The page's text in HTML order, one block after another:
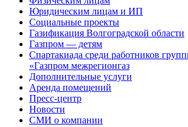
Юридическим лицам и ИП
Социальные проекты
Газификация Волгоградской области
Газпром — детям
Спартакиада среди работников
«Газпром межрегионгаз
Дополнительные услуги
Аренда помещений
Пресс-центр
Новости
СМИ о компании